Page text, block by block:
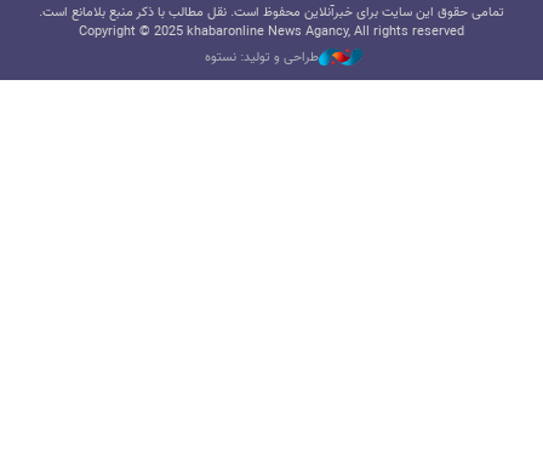
تمامی حقوق این سایت برای خبرآنلاین محفوظ است. نقل مطالب با ذکر منبع بلامانع است.
Copyright © 2025 khabaronline News Agancy, All rights reserved
طراحی و تولید: نستوه